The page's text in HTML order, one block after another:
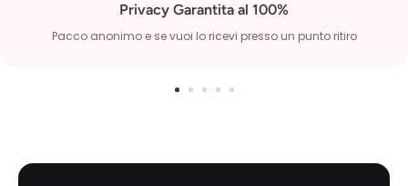
Privacy Garantita al 100%
Pacco anonimo e se vuoi lo ricevi presso un punto ritiro